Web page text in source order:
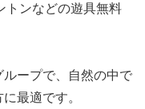
トンなどの遊具無料
ループで、自然の中で
最適です。